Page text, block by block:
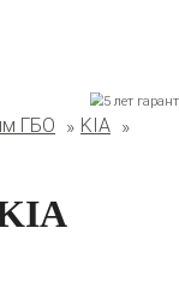
Infiniti
ГБО
KIA